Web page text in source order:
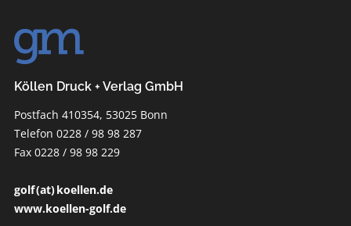
Köllen Druck + Verlag GmbH
Postfach 410354, 53025 Bonn
Telefon 0228 / 98 98 287
Fax 0228 / 98 98 229
golf (at) koellen.de
www.koellen-golf.de